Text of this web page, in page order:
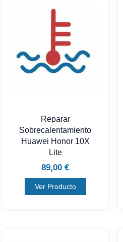
Reparar
Sobrecalentamiento
Huawei Honor 10X
Lite
89,00 €
Ver Producto